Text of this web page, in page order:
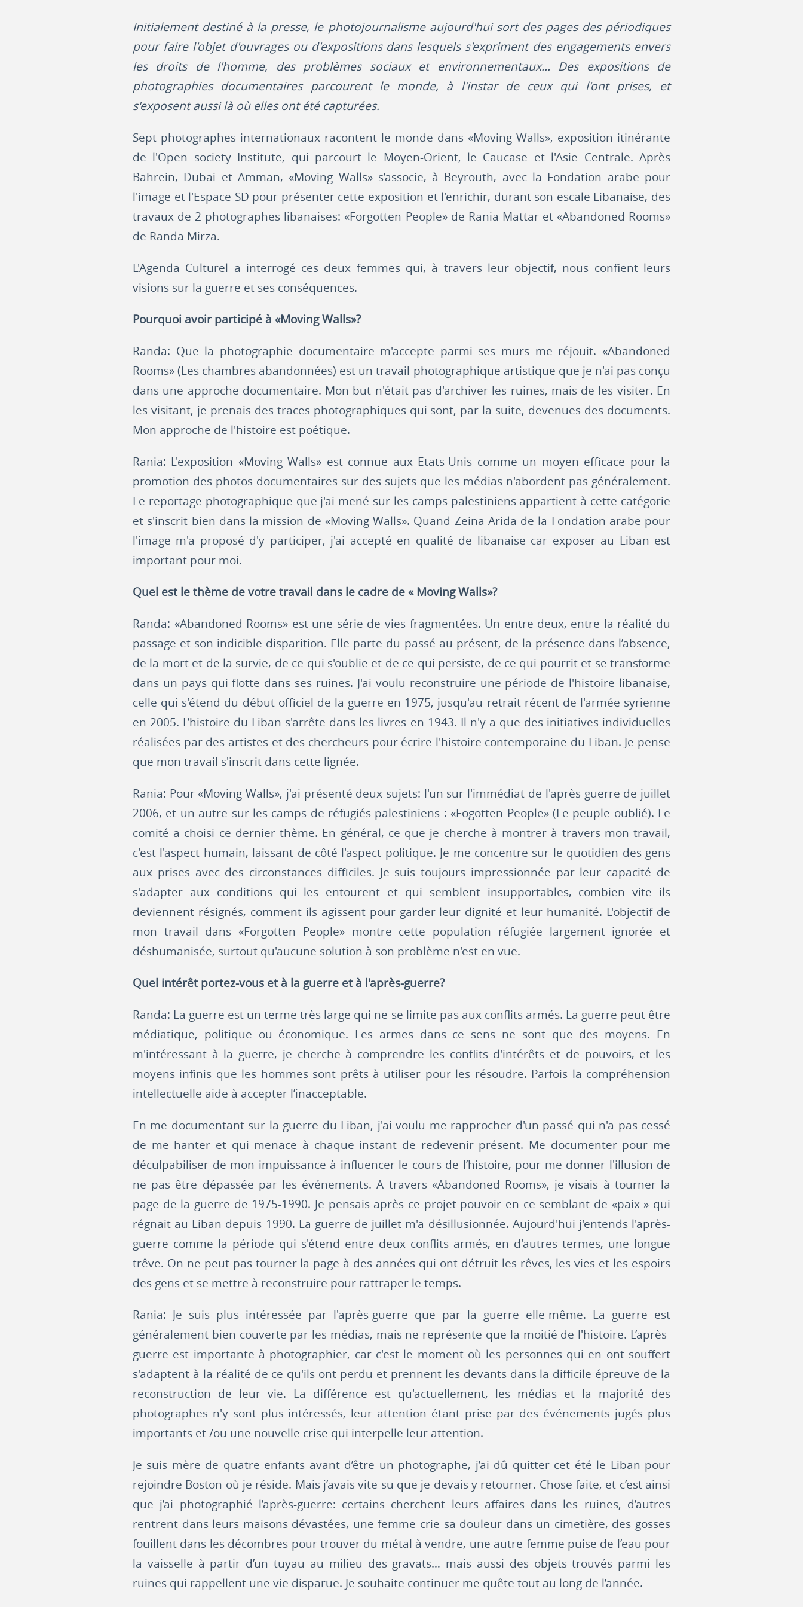
Initialement destiné à la presse, le photojournalisme aujourd'hui sort des pages des périodiques
pour faire l'objet d'ouvrages ou d'expositions dans lesquels s'expriment des engagements envers
les droits de l'homme, des problèmes sociaux et environnementaux... Des expositions de
photographies documentaires parcourent le monde, à l'instar de ceux qui l'ont prises, et
s'exposent aussi là où elles ont été capturées.
Sept photographes internationaux racontent le monde dans «Moving Walls», exposition itinérante
de l'Open society Institute, qui parcourt le Moyen-Orient, le Caucase et l'Asie Centrale. Après
Bahrein, Dubai et Amman, «Moving Walls» s’associe, à Beyrouth, avec la Fondation arabe pour
l'image et l'Espace SD pour présenter cette exposition et l'enrichir, durant son escale Libanaise, des
travaux de 2 photographes libanaises: «Forgotten People» de Rania Mattar et «Abandoned Rooms»
de Randa Mirza.
L'Agenda Culturel a interrogé ces deux femmes qui, à travers leur objectif, nous confient leurs
visions sur la guerre et ses conséquences.
Pourquoi avoir participé à «Moving Walls»?
Randa: Que la photographie documentaire m'accepte parmi ses murs me réjouit. «Abandoned
Rooms» (Les chambres abandonnées) est un travail photographique artistique que je n'ai pas conçu
dans une approche documentaire. Mon but n'était pas d'archiver les ruines, mais de les visiter. En
les visitant, je prenais des traces photographiques qui sont, par la suite, devenues des documents.
Mon approche de l'histoire est poétique.
Rania: L'exposition «Moving Walls» est connue aux Etats-Unis comme un moyen efficace pour la
promotion des photos documentaires sur des sujets que les médias n'abordent pas généralement.
Le reportage photographique que j'ai mené sur les camps palestiniens appartient à cette catégorie
et s'inscrit bien dans la mission de «Moving Walls». Quand Zeina Arida de la Fondation arabe pour
l'image m'a proposé d'y participer, j'ai accepté en qualité de libanaise car exposer au Liban est
important pour moi.
Quel est le thème de votre travail dans le cadre de « Moving Walls»?
Randa: «Abandoned Rooms» est une série de vies fragmentées. Un entre-deux, entre la réalité du
passage et son indicible disparition. Elle parte du passé au présent, de la présence dans l’absence,
de la mort et de la survie, de ce qui s'oublie et de ce qui persiste, de ce qui pourrit et se transforme
dans un pays qui flotte dans ses ruines. J'ai voulu reconstruire une période de l'histoire libanaise,
celle qui s'étend du début officiel de la guerre en 1975, jusqu'au retrait récent de l'armée syrienne
en 2005. L’histoire du Liban s'arrête dans les livres en 1943. Il n'y a que des initiatives individuelles
réalisées par des artistes et des chercheurs pour écrire l'histoire contemporaine du Liban. Je pense
que mon travail s'inscrit dans cette lignée.
Rania: Pour «Moving Walls», j'ai présenté deux sujets: l'un sur l'immédiat de l'après-guerre de juillet
2006, et un autre sur les camps de réfugiés palestiniens : «Fogotten People» (Le peuple oublié). Le
comité a choisi ce dernier thème. En général, ce que je cherche à montrer à travers mon travail,
c'est l'aspect humain, laissant de côté l'aspect politique. Je me concentre sur le quotidien des gens
aux prises avec des circonstances difficiles. Je suis toujours impressionnée par leur capacité de
s'adapter aux conditions qui les entourent et qui semblent insupportables, combien vite ils
deviennent résignés, comment ils agissent pour garder leur dignité et leur humanité. L'objectif de
mon travail dans «Forgotten People» montre cette population réfugiée largement ignorée et
déshumanisée, surtout qu'aucune solution à son problème n'est en vue.
Quel intérêt portez-vous et à la guerre et à l'après-guerre?
Randa: La guerre est un terme très large qui ne se limite pas aux conflits armés. La guerre peut être
médiatique, politique ou économique. Les armes dans ce sens ne sont que des moyens. En
m'intéressant à la guerre, je cherche à comprendre les conflits d'intérêts et de pouvoirs, et les
moyens infinis que les hommes sont prêts à utiliser pour les résoudre. Parfois la compréhension
intellectuelle aide à accepter l’inacceptable.
En me documentant sur la guerre du Liban, j'ai voulu me rapprocher d'un passé qui n'a pas cessé
de me hanter et qui menace à chaque instant de redevenir présent. Me documenter pour me
déculpabiliser de mon impuissance à influencer le cours de l’histoire, pour me donner l'illusion de
ne pas être dépassée par les événements. A travers «Abandoned Rooms», je visais à tourner la
page de la guerre de 1975-1990. Je pensais après ce projet pouvoir en ce semblant de «paix » qui
régnait au Liban depuis 1990. La guerre de juillet m'a désillusionnée. Aujourd'hui j'entends l'après-
guerre comme la période qui s'étend entre deux conflits armés, en d'autres termes, une longue
trêve. On ne peut pas tourner la page à des années qui ont détruit les rêves, les vies et les espoirs
des gens et se mettre à reconstruire pour rattraper le temps.
Rania: Je suis plus intéressée par l'après-guerre que par la guerre elle-même. La guerre est
généralement bien couverte par les médias, mais ne représente que la moitié de l'histoire. L’après-
guerre est importante à photographier, car c'est le moment où les personnes qui en ont souffert
s'adaptent à la réalité de ce qu'ils ont perdu et prennent les devants dans la difficile épreuve de la
reconstruction de leur vie. La différence est qu'actuellement, les médias et la majorité des
photographes n'y sont plus intéressés, leur attention étant prise par des événements jugés plus
importants et /ou une nouvelle crise qui interpelle leur attention.
Je suis mère de quatre enfants avant d’être un photographe, j’ai dû quitter cet été le Liban pour
rejoindre Boston où je réside. Mais j’avais vite su que je devais y retourner. Chose faite, et c’est ainsi
que j’ai photographié l’après-guerre: certains cherchent leurs affaires dans les ruines, d’autres
rentrent dans leurs maisons dévastées, une femme crie sa douleur dans un cimetière, des gosses
fouillent dans les décombres pour trouver du métal à vendre, une autre femme puise de l’eau pour
la vaisselle à partir d’un tuyau au milieu des gravats… mais aussi des objets trouvés parmi les
ruines qui rappellent une vie disparue. Je souhaite continuer me quête tout au long de l’année.